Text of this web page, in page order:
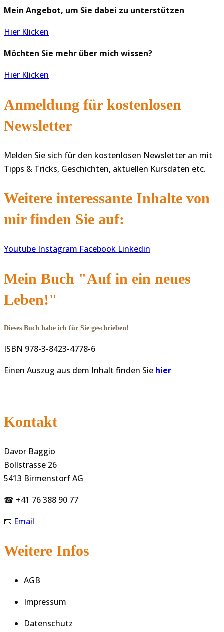
Mein Angebot, um Sie dabei zu unterstützen
Hier Klicken
Möchten Sie mehr über mich wissen?
Hier Klicken
Anmeldung für kostenlosen
Newsletter
Melden Sie sich für den kostenlosen Newsletter an mit
Tipps & Tricks, Geschichten, aktuellen Kursdaten etc.
Weitere interessante Inhalte von
mir finden Sie auf:
Youtube Instagram Facebook Linkedin
Mein Buch "Auf in ein neues
Leben!"
Dieses Buch habe ich für Sie geschrieben!
ISBN 978-3-8423-4778-6
Einen Auszug aus dem Inhalt finden Sie hier
Kontakt
Davor Baggio
Bollstrasse 26
5413 Birmenstorf AG
☎ +41 76 388 90 77
📧 Email
Weitere Infos
AGB
Impressum
Datenschutz